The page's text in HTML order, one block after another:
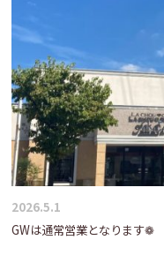
2026.5.1
GWは通常営業となります❁